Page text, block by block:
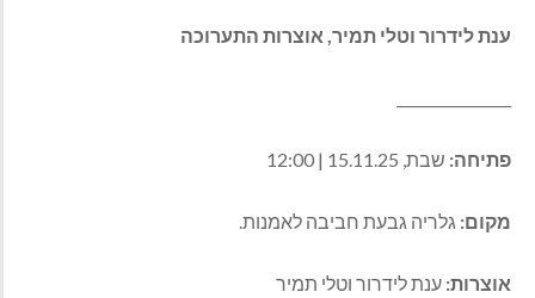
ענת לידרור וטלי תמיר, אוצרות התערוכה
פתיחה: שבת, 15.11.25 | 12:00
מקום: גלריה גבעת חביבה לאמנות.
אוצרות: ענת לידרור וטלי תמיר